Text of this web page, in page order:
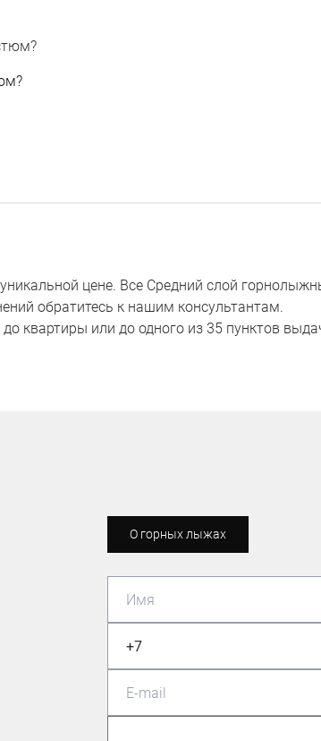
цене. Все Средний слой
обратитесь к нашим консультантам.
квартиры или до одного из 35 пунктов
О горных лыжах
ЛЫЖНИК-ЛЮБИТЕЛЬ